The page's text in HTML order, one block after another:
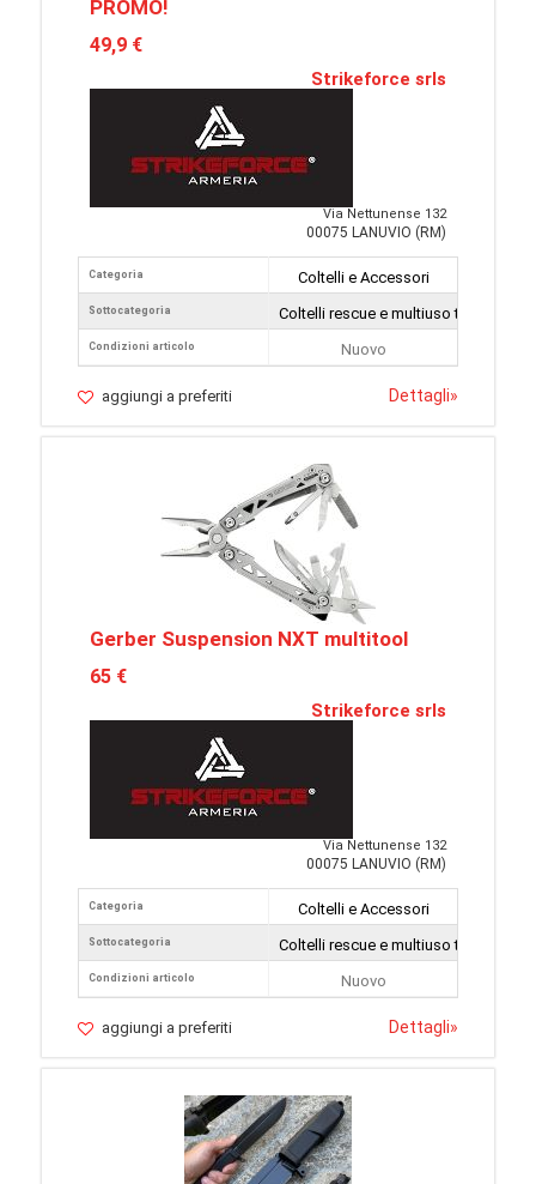
PROMO!
49,9 €
Strikeforce srls
Via Nettunense 132
00075 LANUVIO (RM)
Categoria
Sottocategoria
Condizioni articolo
Coltelli e Accessori
Coltelli rescue e multiuso tattici
Nuovo
aggiungi a preferiti Dettagli»
Gerber Suspension NXT multitool
65 €
Strikeforce srls
Via Nettunense 132
00075 LANUVIO (RM)
Categoria
Sottocategoria
Condizioni articolo
Coltelli e Accessori
Coltelli rescue e multiuso tattici
Nuovo
aggiungi a preferiti Dettagli»